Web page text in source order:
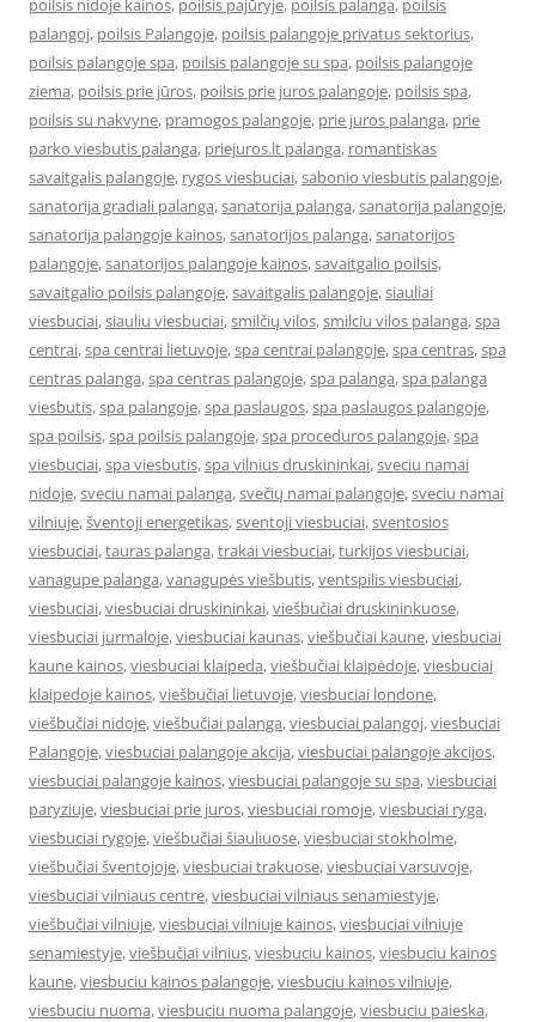
poilsis nidoje kainos, poilsis pajūryje, poilsis palanga, poilsis
palangoj, poilsis Palangoje, poilsis palangoje privatus sektorius,
poilsis palangoje spa, poilsis palangoje su spa, poilsis palangoje
ziema, poilsis prie jūros, poilsis prie juros palangoje, poilsis spa,
poilsis su nakvyne, pramogos palangoje, prie juros palanga, prie
parko viesbutis palanga, priejuros.lt palanga, romantiskas
savaitgalis palangoje, rygos viesbuciai,sabonio viesbutis palangoje,
sanatorija gradiali palanga,sanatorija palanga,sanatorija palangoje,
sanatorija palangoje kainos,sanatorijos palanga,sanatorijos
palangoje,sanatorijos palangoje kainos,savaitgalio poilsis,
savaitgalio poilsis palangoje,savaitgalis palangoje,siauliai
viesbuciai,siauliu viesbuciai,smilčių vilos,smilciu vilos palanga,spa
centrai,spa centrai lietuvoje,spa centrai palangoje,spa centras,spa
centras palanga,spa centras palangoje,spa palanga,spa palanga
viesbutis,spa palangoje,spa paslaugos,spa paslaugos palangoje,
spa poilsis,spa poilsis palangoje,spa proceduros palangoje,spa
viesbuciai,spa viesbutis,spa vilnius druskininkai,sveciu namai
nidoje,sveciu namai palanga,svečių namai palangoje,sveciu namai
vilniuje,šventoji energetikas,sventoji viesbuciai,sventosios
viesbuciai,tauras palanga,trakai viesbuciai,turkijos viesbuciai,
vanagupe palanga,vanagupės viešbutis,ventspilis viesbuciai,
viesbuciai,viesbuciai druskininkai,viešbučiai druskininkuose,
viesbuciai jurmaloje,viesbuciai kaunas,viešbučiai kaune,viesbuciai
kaune kainos,viesbuciai klaipeda,viešbučiai klaipėdoje,viesbuciai
klaipedoje kainos,viešbučiai lietuvoje,viesbuciai londone,
viešbučiai nidoje,viešbučiai palanga,viesbuciai palangoj,viesbuciai
Palangoje,viesbuciai palangoje akcija,viesbuciai palangoje akcijos,
viesbuciai palangoje kainos,viesbuciai palangoje su spa,viesbuciai
paryziuje,viesbuciai prie juros,viesbuciai romoje,viesbuciai ryga,
viesbuciai rygoje,viešbučiai šiauliuose,viesbuciai stokholme,
viešbučiai šventojoje,viesbuciai trakuose,viesbuciai varsuvoje,
viesbuciai vilniaus centre,viesbuciai vilniaus senamiestyje,
viešbučiai vilniuje,viesbuciai vilniuje kainos,viesbuciai vilniuje
senamiestyje,viešbučiai vilnius,viesbuciu kainos,viesbuciu kainos
kaune,viesbuciu kainos palangoje,viesbuciu kainos vilniuje,
viesbuciu nuoma,viesbuciu nuoma palangoje,viesbuciu paieska,